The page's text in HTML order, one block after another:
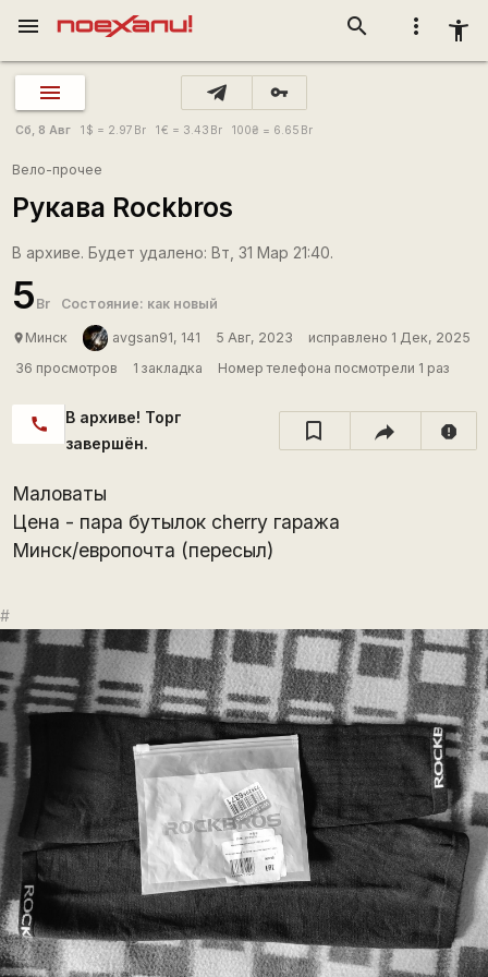
more_vert accessibility_new
search
menu
vpn_key
Сб, 8 Авг 1 $ = 2.97 Br 1€ = 3.43 Br 100₴ = 6.65 Br
Вело-прочее
Рукава Rockbros
В архиве. Будет удалено: Вт, 31 Мар 21:40.
5 Br Состояние: как новый
place Минск avgsan91, 141 5 Авг, 2023
исправлено 1 Дек, 2025
36 просмотров
1 закладка Номер телефона посмотрели 1 раз
call
В архиве! Торг
завершён.
report
Маловаты
Цена - пара бутылок cherry гаража
Минск/европочта (пересыл)
#